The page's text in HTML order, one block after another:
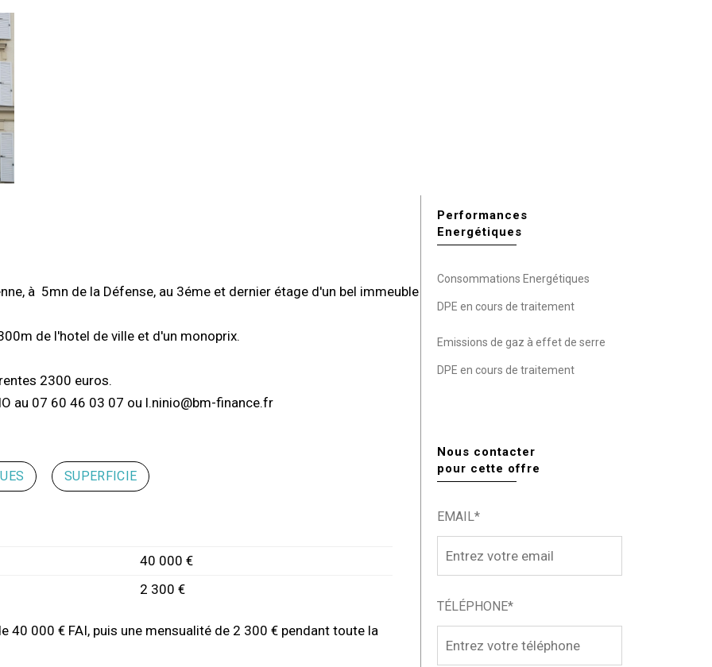
à 5mn de la Défense, au 3éme et dernier étage d'un bel immeuble
de l'hotel de ville et d'un monoprix.
2300 euros.
au 07 60 46 03 07 ou l.ninio@bm-finance.fr
SUPERFICIE
40 000 €
2 300 €
40 000 € FAI, puis une mensualité de 2 300 € pendant toute la
Performances
Energétiques
Consommations Energétiques
DPE en cours de traitement
Emissions de gaz à effet de serre
DPE en cours de traitement
Nous contacter
pour cette offre
EMAIL*
TÉLÉPHONE*